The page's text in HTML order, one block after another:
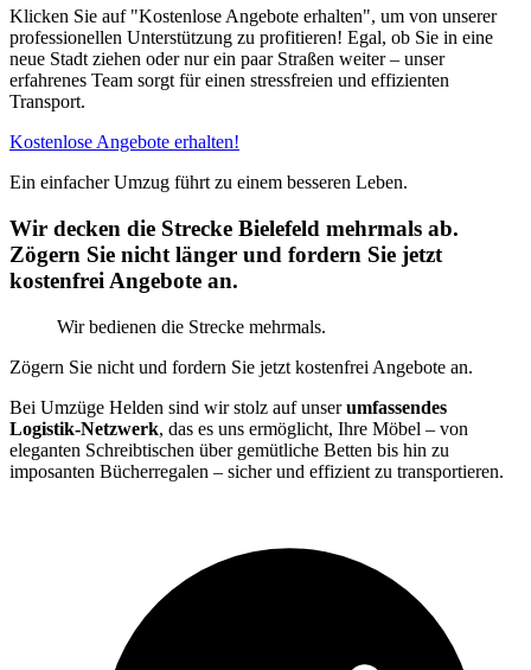
Klicken Sie auf "Kostenlose Angebote erhalten", um von unserer
professionellen Unterstützung zu profitieren! Egal, ob Sie in eine
neue Stadt ziehen oder nur ein paar Straßen weiter – unser
erfahrenes Team sorgt für einen stressfreien und effizienten
Transport.
Kostenlose Angebote erhalten!
Ein einfacher Umzug führt zu einem besseren Leben.
Wir decken die Strecke Bielefeld mehrmals ab.
Zögern Sie nicht länger und fordern Sie jetzt
kostenfrei Angebote an.
Wir bedienen die Strecke mehrmals.
Zögern Sie nicht und fordern Sie jetzt kostenfrei Angebote an.
Bei Umzüge Helden sind wir stolz auf unserumfassendes
Logistik-Netzwerk, das es uns ermöglicht, Ihre Möbel – von
eleganten Schreibtischen über gemütliche Betten bis hin zu
imposanten Bücherregalen – sicher und effizient zu transportieren.